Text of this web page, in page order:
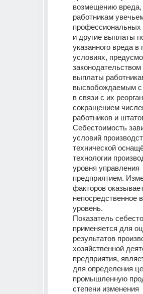
возмещению вреда,
работникам
профессиональных
и другие выплаты
указанного вреда в
условиях,
выплаты
высвобождаемым с
в связи с их
сокращением
работников и
Себестоимость
условий
технической
технологии
уровня управления
предприятием.
факторов
непосредственное
уровень.
Показатель
применяется для
результатов
хозяйственной
предприятия,
для определения
промышленную
степени изменения